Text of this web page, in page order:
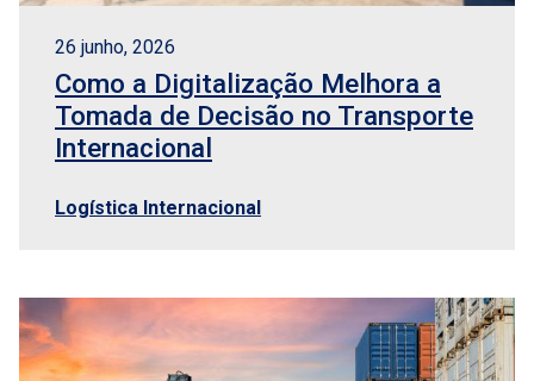
26 junho, 2026
Como a Digitalização Melhora a
Tomada de Decisão no Transporte
Internacional
Logística Internacional